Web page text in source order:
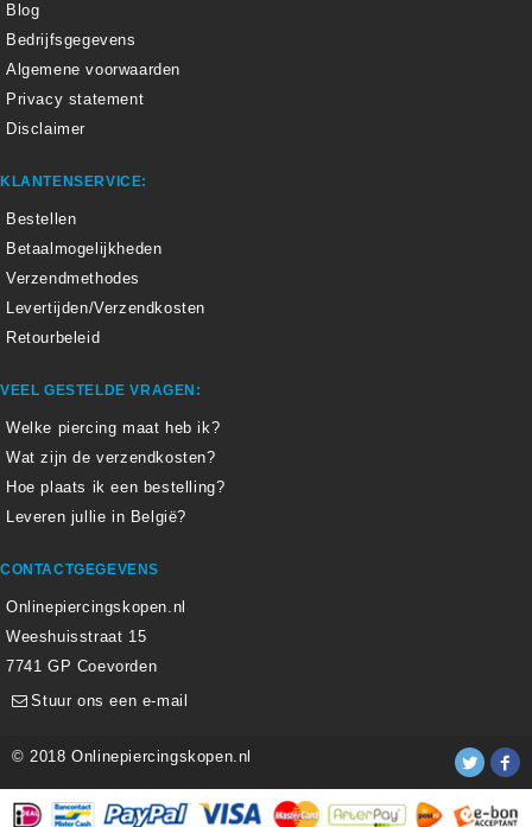
Blog
Bedrijfsgegevens
Algemene voorwaarden
Privacy statement
Disclaimer
KLANTENSERVICE:
Bestellen
Betaalmogelijkheden
Verzendmethodes
Levertijden/Verzendkosten
Retourbeleid
VEEL GESTELDE VRAGEN:
Welke piercing maat heb ik?
Wat zijn de verzendkosten?
Hoe plaats ik een bestelling?
Leveren jullie in België?
CONTACTGEGEVENS
Onlinepiercingskopen.nl
Weeshuisstraat 15
7741 GP Coevorden
Stuur ons een e-mail
© 2018 Onlinepiercingskopen.nl